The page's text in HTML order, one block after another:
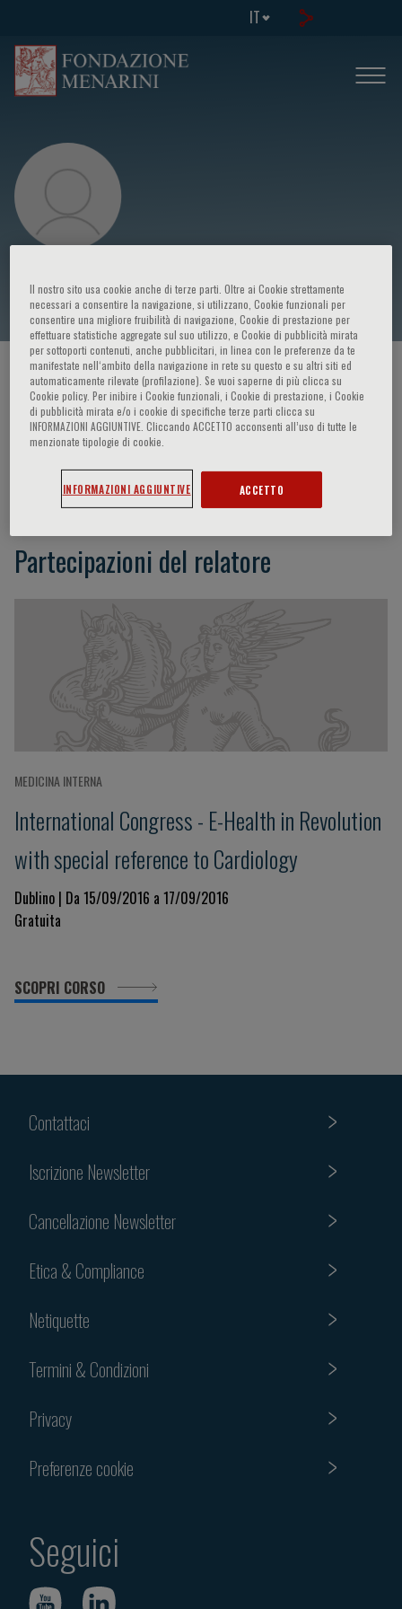
IT
Ambrose McLoughlin
HOME PAGE / CORSI ED EVENTI / RELATORE
Ambrose McLoughlin
Partecipazioni del relatore
MEDICINA INTERNA
International Congress - E-Health in Revolution
with special reference to Cardiology
Dublino | Da 15/09/2016 a 17/09/2016
Gratuita
SCOPRI CORSO
Contattaci
Iscrizione Newsletter
Cancellazione Newsletter
Etica & Compliance
Netiquette
Termini & Condizioni
Privacy
Preferenze cookie
Seguici
Il nostro sito usa cookie anche di terze parti. Oltre ai Cookie strettamente
necessari a consentire la navigazione, si utilizzano, Cookie funzionali per
consentire una migliore fruibilità di navigazione, Cookie di prestazione per
effettuare statistiche aggregate sul suo utilizzo, e Cookie di pubblicità mirata
per sottoporti contenuti, anche pubblicitari, in linea con le preferenze da te
manifestate nell‘ambito della navigazione in rete su questo e su altri siti ed
automaticamente rilevate (profilazione). Se vuoi saperne di più clicca su
Cookie policy. Per inibire i Cookie funzionali, i Cookie di prestazione, i Cookie
di pubblicità mirata e/o i cookie di specifiche terze parti clicca su
INFORMAZIONI AGGIUNTIVE. Cliccando ACCETTO acconsenti all’uso di tutte le
menzionate tipologie di cookie.
INFORMAZIONI AGGIUNTIVE ACCETTO